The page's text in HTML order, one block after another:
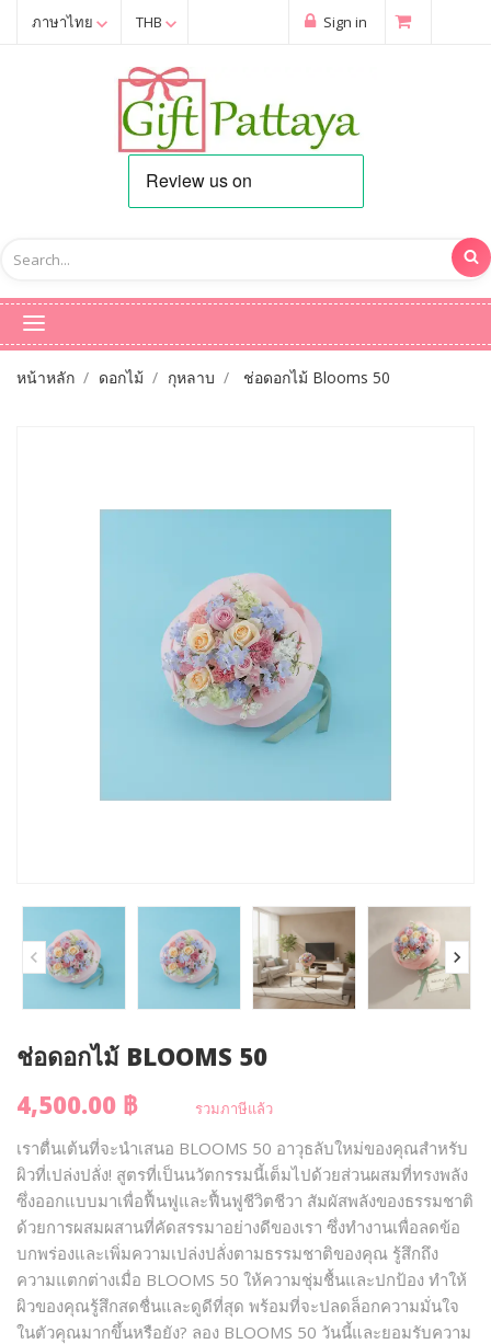
ภาษาไทย THB Sign in
หน้าหลัก ดอกไม้ กุหลาบ ช่อดอกไม้ Blooms 50
ช่อดอกไม้ BLOOMS 50
4,500.00 ฿
รวมภาษีแล้ว
เราตื่นเต้นที่จะนำเสนอ BLOOMS 50 อาวุธลับใหม่ของคุณสำหรับ
ผิวที่เปล่งปลั่ง! สูตรที่เป็นนวัตกรรมนี้เต็มไปด้วยส่วนผสมที่ทรงพลัง
ซึ่งออกแบบมาเพื่อฟื้นฟูและฟื้นฟูชีวิตชีวา สัมผัสพลังของธรรมชาติ
ด้วยการผสมผสานที่คัดสรรมาอย่างดีของเรา ซึ่งทำงานเพื่อลดข้อ
บกพร่องและเพิ่มความเปล่งปลั่งตามธรรมชาติของคุณ รู้สึกถึง
ความแตกต่างเมื่อ BLOOMS 50 ให้ความชุ่มชื้นและปกป้อง ทำให้
ผิวของคุณรู้สึกสดชื่นและดูดีที่สุด พร้อมที่จะปลดล็อกความมั่นใจ
ในตัวคุณมากขึ้นหรือยัง? ลอง BLOOMS 50 วันนี้และยอมรับความ